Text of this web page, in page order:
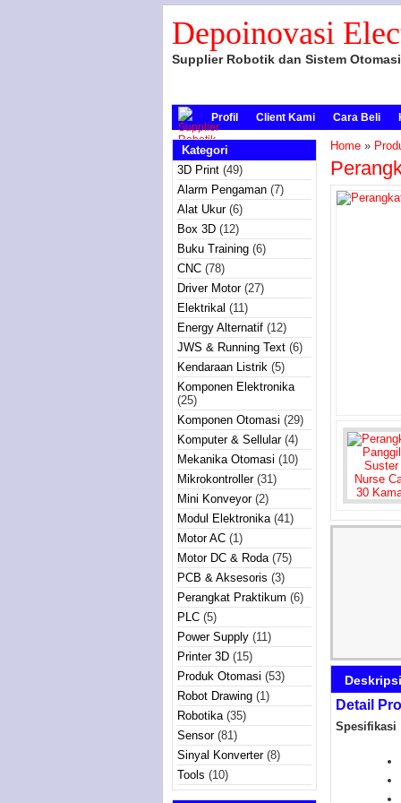
Depoinovasi
Supplier Robotik dan Sistem
Profil Client Kami Cara Beli
Kategori
3D Print (49)
Alarm Pengaman (7)
Alat Ukur(6)
Box 3D (12)
Buku Training (6)
CNC (78)
Driver Motor(27)
Elektrikal (11)
Energy Alternatif (12)
JWS & Running Text (6)
Kendaraan Listrik (5)
Komponen Elektronika
(25)
Komponen Otomasi (29)
Komputer & Sellular(4)
Mekanika Otomasi (10)
Mikrokontroller(31)
Mini Konveyor(2)
Modul Elektronika(41)
Motor AC (1)
Motor DC & Roda(75)
PCB & Aksesoris (3)
Perangkat Praktikum (6)
PLC (5)
Power Supply (11)
Printer 3D (15)
Produk Otomasi (53)
Robot Drawing (1)
Robotika(35)
Sensor(81)
Sinyal Konverter(8)
Tools (10)
Home »
Deskripsi
Detail
Spesifikasi